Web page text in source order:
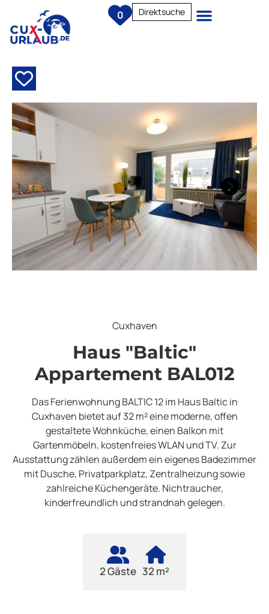
0 Direktsuche
Next
Cuxhaven
Haus "Baltic"
Appartement BAL012
Das Ferienwohnung BALTIC 12 im Haus Baltic in
Cuxhaven bietet auf 32 m² eine moderne, offen
gestaltete Wohnküche, einen Balkon mit
Gartenmöbeln, kostenfreies WLAN und TV. Zur
Ausstattung zählen außerdem ein eigenes Badezimmer
mit Dusche, Privatparkplatz, Zentralheizung sowie
zahlreiche Küchengeräte. Nichtraucher,
kinderfreundlich und strandnah gelegen.
2 Gäste 32 m²